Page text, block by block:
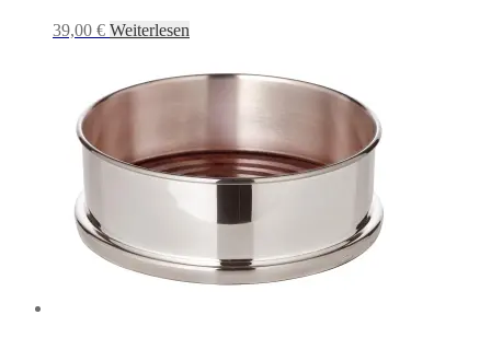
39,00 € Weiterlesen